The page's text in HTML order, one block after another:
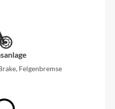
Felgenbremse